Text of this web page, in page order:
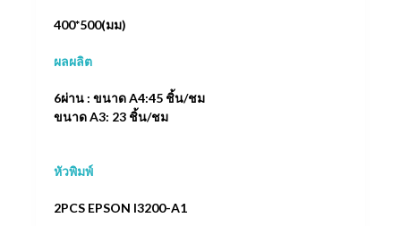
400*500(มม)
ผลผลิต
6ผ่าน : ขนาด A4:45 ชิ้น/ชม
ขนาด A3: 23 ชิ้น/ชม
หัวพิมพ์
2PCS EPSON I3200-A1